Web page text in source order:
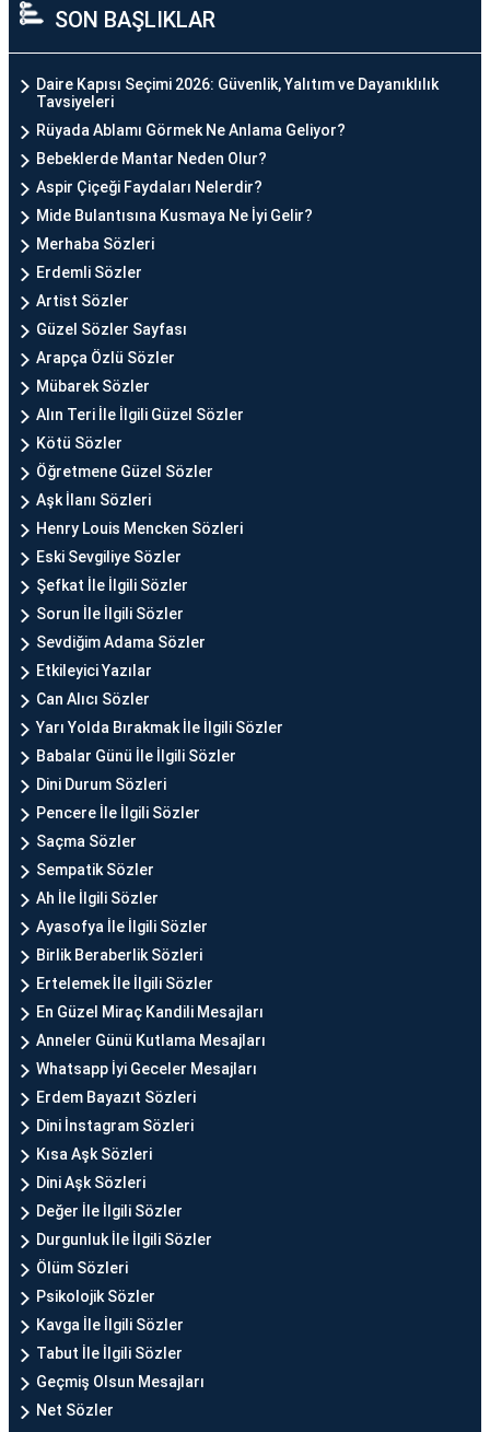
SON BAŞLIKLAR
Daire Kapısı Seçimi 2026: Güvenlik, Yalıtım ve Dayanıklılık
Tavsiyeleri
Rüyada Ablamı Görmek Ne Anlama Geliyor?
Bebeklerde Mantar Neden Olur?
Aspir Çiçeği Faydaları Nelerdir?
Mide Bulantısına Kusmaya Ne İyi Gelir?
Merhaba Sözleri
Erdemli Sözler
Artist Sözler
Güzel Sözler Sayfası
Arapça Özlü Sözler
Mübarek Sözler
Alın Teri İle İlgili Güzel Sözler
Kötü Sözler
Öğretmene Güzel Sözler
Aşk İlanı Sözleri
Henry Louis Mencken Sözleri
Eski Sevgiliye Sözler
Şefkat İle İlgili Sözler
Sorun İle İlgili Sözler
Sevdiğim Adama Sözler
Etkileyici Yazılar
Can Alıcı Sözler
Yarı Yolda Bırakmak İle İlgili Sözler
Babalar Günü İle İlgili Sözler
Dini Durum Sözleri
Pencere İle İlgili Sözler
Saçma Sözler
Sempatik Sözler
Ah İle İlgili Sözler
Ayasofya İle İlgili Sözler
Birlik Beraberlik Sözleri
Ertelemek İle İlgili Sözler
En Güzel Miraç Kandili Mesajları
Anneler Günü Kutlama Mesajları
Whatsapp İyi Geceler Mesajları
Erdem Bayazıt Sözleri
Dini İnstagram Sözleri
Kısa Aşk Sözleri
Dini Aşk Sözleri
Değer İle İlgili Sözler
Durgunluk İle İlgili Sözler
Ölüm Sözleri
Psikolojik Sözler
Kavga İle İlgili Sözler
Tabut İle İlgili Sözler
Geçmiş Olsun Mesajları
Net Sözler